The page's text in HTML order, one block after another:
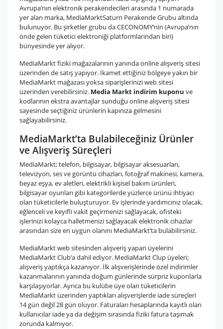
Avrupa’nın elektronik perakendecileri arasında 1 numarada
yer alan marka, MediaMarktSaturn Perakende Grubu altında
bulunuyor. Bu şirketler grubu da CECONOMY’nin (Avrupa’nın
önde gelen tüketici elektroniği platformlarından biri)
bünyesinde yer alıyor.
MediaMarkt fiziki mağazalarının yanında online alışveriş sitesi
üzerinden de satış yapıyor. İkamet ettiğiniz bölgeye yakın bir
MediaMarkt mağazası yoksa siparişlerinizi web sitesi
üzerinden verebilirsiniz. Media Markt indirim kuponu ve
kodlarının ekstra avantajlar sunduğu online alışveriş sitesi
sayesinde seçtiğiniz ürünlerin kapınıza gelmesini
sağlayabilirsiniz.
MediaMarkt’ta Bulabileceğiniz Ürünler
ve Alışveriş Süreçleri
MediaMarkt; telefon, bilgisayar, bilgisayar aksesuarları,
televizyon, ses ve görüntü cihazları, fotoğraf makinesi, kamera,
beyaz eşya, ev aletleri, elektrikli kişisel bakım ürünleri,
bilgisayar oyunları gibi kategorilerde yüzlerce ürünü ihtiyacı
olan tüketicilerle buluşturuyor. Ev işlerinde yardımcınız olacak,
eğlenceli ve keyifli vakit geçirmenizi sağlayacak, ofisteki
işlerinizi kolayca halletmenizi sağlayacak elektronik cihazlar
arasından size en uygun olanını MediaMarkt’ta bulabilirsiniz.
MediaMarkt web sitesinden alışveriş yapan üyelerini
MediaMarkt Club’a dahil ediyor. MediaMarkt Clup üyeleri;
alışveriş yaptıkça kazanıyor. İlk alışverişlerinde özel indirimler
kazanmalarının yanında doğum günlerinde sürpriz kuponlarla
karşılaşıyorlar. Ayrıca bu kulübe üye olan tüketicilerin
MediaMarkt üzerinden yaptıkları alışverişlerde iade süreçleri
14 gün değil 28 gün oluyor. Faturaları hesaplarında kayıtlı olan
kullanıcılar iade ya da değişim sırasında fiziki fatura taşımak
zorunda kalmıyor.